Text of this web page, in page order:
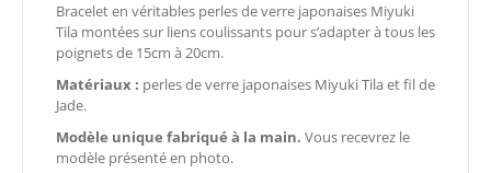
Bracelet en véritables perles de verre japonaises Miyuki
Tila montées sur liens coulissants pour s’adapter à tous les
poignets de 15cm à 20cm.
Matériaux : perles de verre japonaises Miyuki Tila et fil de
Jade.
Modèle unique fabriqué à la main. Vous recevrez le
modèle présenté en photo.